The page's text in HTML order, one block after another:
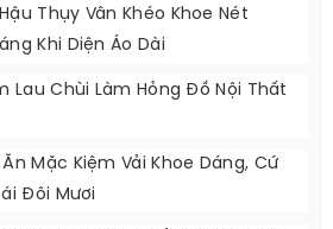
Thụy Vân Khéo Khoe Nét
Khi Diện Áo Dài
Lau Chùi Làm Hỏng Đồ Nội Thất
Mặc Kiệm Vải Khoe Dáng, Cứ
Đôi Mươi